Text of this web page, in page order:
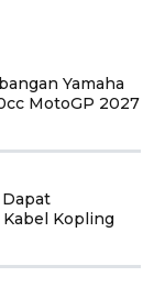
Yamaha
MotoGP 2027
Kopling